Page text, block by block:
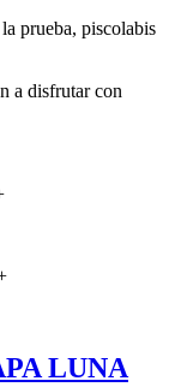
prueba, piscolabis
a disfrutar con
LUNA